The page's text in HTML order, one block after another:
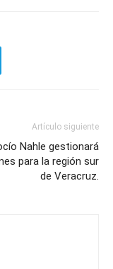
Artículo siguiente
Nahle gestionará
para la región sur
de Veracruz.